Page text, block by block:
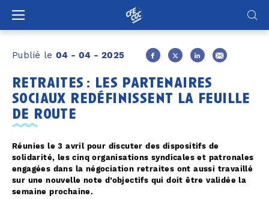
Publié le 04 - 04 - 2025
retraites : les partenaires
sociaux redéfinissent la feuille
de route
Réunies le 3 avril pour discuter des dispositifs de
solidarité, les cinq organisations syndicales et patronales
engagées dans la négociation retraites ont aussi travaillé
sur une nouvelle note d’objectifs qui doit être validée la
semaine prochaine.
Panneau de gestion des cookies